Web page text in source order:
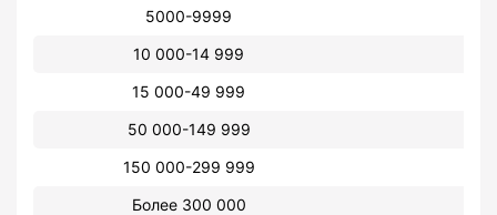
5000-9999
10 000-14 999
15 000-49 999
50 000-149 999
150 000-299 999
Более 300 000